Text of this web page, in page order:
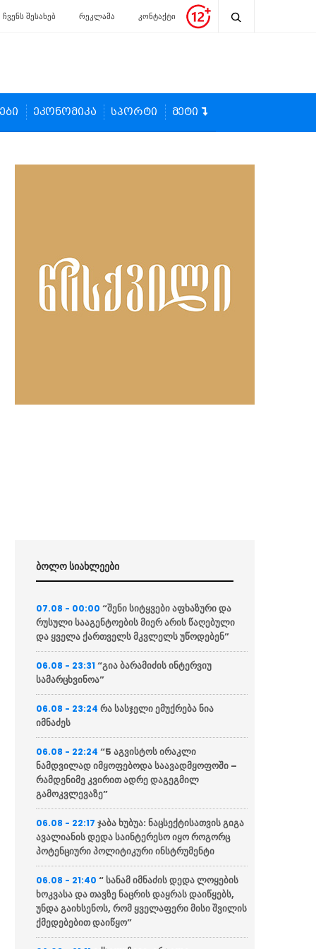
ჩვენს შესახებ რეკლამა კონტაქტი
ეკონომიკა სპორტი მეტი
ბოლო სიახლეები
07.08 - 00:00“შენი სიტყვები აფხაზური და
რუსული სააგენტოების მიერ არის წაღებული
და ყველა ქართველს მკვლელს უწოდებენ”
06.08 - 23:31“გია ბარამიძის ინტერვიუ
სამარცხვინოა”
06.08 - 23:24რა სასჯელი ემუქრება ნია
იმნაძეს
06.08 - 22:24“5 აგვისტოს ირაკლი
ნამდვილად იმყოფებოდა საავადმყოფოში –
რამდენიმე კვირით ადრე დაგეგმილ
გამოკვლევაზე”
06.08 - 22:17ჯაბა ხუბუა: ნაცსექტისათვის გიგა
ავალიანის დედა საინტერესო იყო როგორც
პოტენციური პოლიტიკური ინსტრუმენტი
06.08 - 21:40“ სანამ იმნაძის დედა ლოყების
ხოკვასა და თავზე ნაცრის დაყრას დაიწყებს,
უნდა გაიხსენოს, რომ ყველაფერი მისი შვილის
ქმედებებით დაიწყო”